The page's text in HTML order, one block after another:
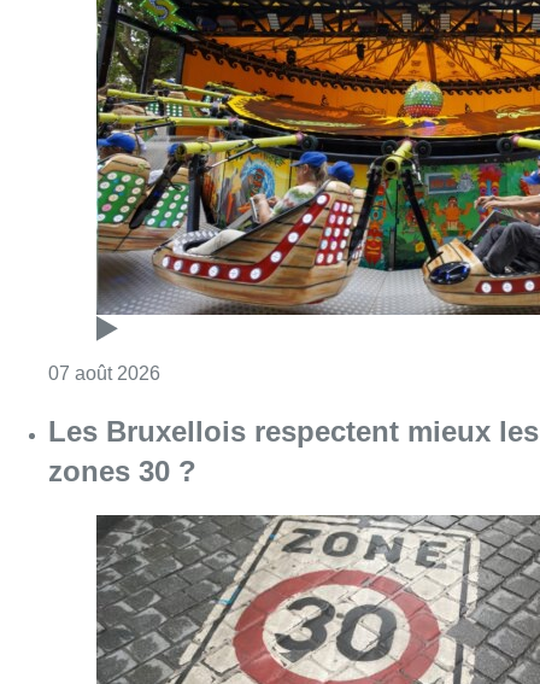
07 août 2026
Les Bruxellois respectent mieux les
zones 30 ?